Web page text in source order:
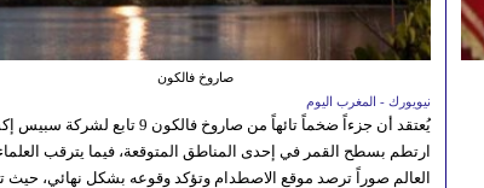
صاروخ فالكون
نيويورك - المغرب اليوم
يُعتقد أن جزءاً ضخماً تائهاً من صاروخ فالكون 9 تابع لشركة
ارتطم بسطح القمر في إحدى المناطق المتوقعة، فيما يترقب
العالم صوراً ترصد موقع الاصطدام وتؤكد وقوعه بشكل نهائي، حيث